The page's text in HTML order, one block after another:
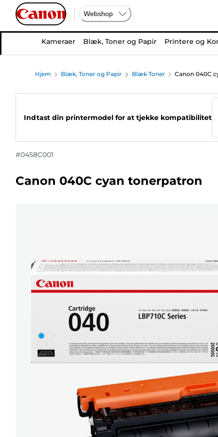
Webshop
Kameraer Blæk, Toner og Papir Printere og
Hjem Blæk, Toner og Papir Blæk Toner Canon 040C
Indtast din printermodel for at tjekke kompatibilitet
#0458C001
Canon 040C cyan tonerpatron